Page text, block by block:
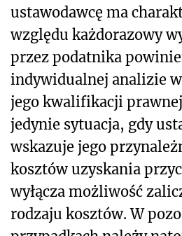
ustawodawcę ma
względu każdorazowy
przez podatnika
indywidualnej analizie
jego kwalifikacji
jedynie sytuacja, gdy
wskazuje jego
kosztów uzyskania
wyłącza możliwość
rodzaju kosztów. W